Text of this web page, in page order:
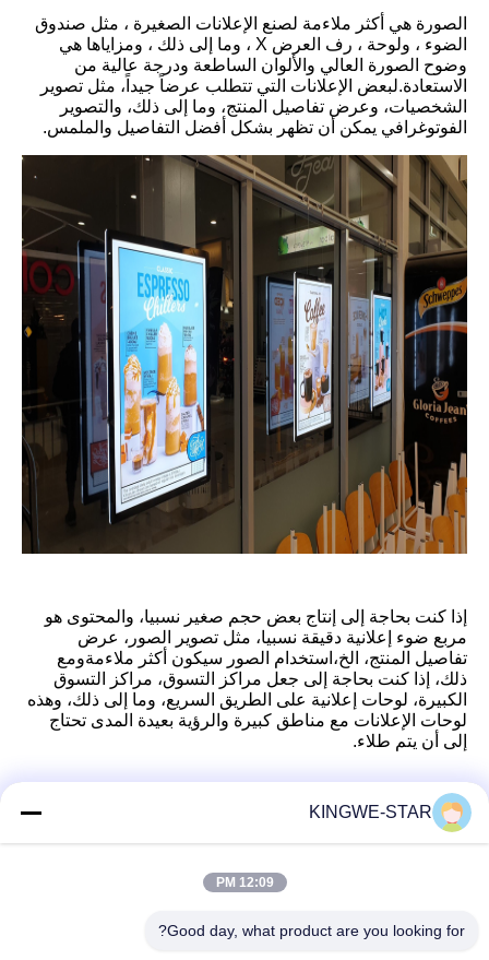
الصورة هي أكثر ملاءمة لصنع الإعلانات الصغيرة ، مثل صندوق
الضوء ، ولوحة ، رف العرض X ، وما إلى ذلك ، ومزاياها هي
وضوح الصورة العالي والألوان الساطعة ودرجة عالية من
الاستعادة.لبعض الإعلانات التي تتطلب عرضاً جيداً، مثل تصوير
الشخصيات، وعرض تفاصيل المنتج، وما إلى ذلك، والتصوير
الفوتوغرافي يمكن أن تظهر بشكل أفضل التفاصيل والملمس.
إذا كنت بحاجة إلى إنتاج بعض حجم صغير نسبيا، والمحتوى هو
مربع ضوء إعلانية دقيقة نسبيا، مثل تصوير الصور، عرض
تفاصيل المنتج، الخ،استخدام الصور سيكون أكثر ملاءمةومع
ذلك، إذا كنت بحاجة إلى جعل مراكز التسوق، مراكز التسوق
الكبيرة، لوحات إعلانية على الطريق السريع، وما إلى ذلك، وهذه
لوحات الإعلانات مع مناطق كبيرة والرؤية بعيدة المدى تحتاج
إلى أن يتم طلاء.
الطابق الرابع، المبنى الرابع، منطقة شينتانغ الصناعية، بايشيشيا،
KINGWE-STAR
12:09 PM
Good day, what product are you looking for?